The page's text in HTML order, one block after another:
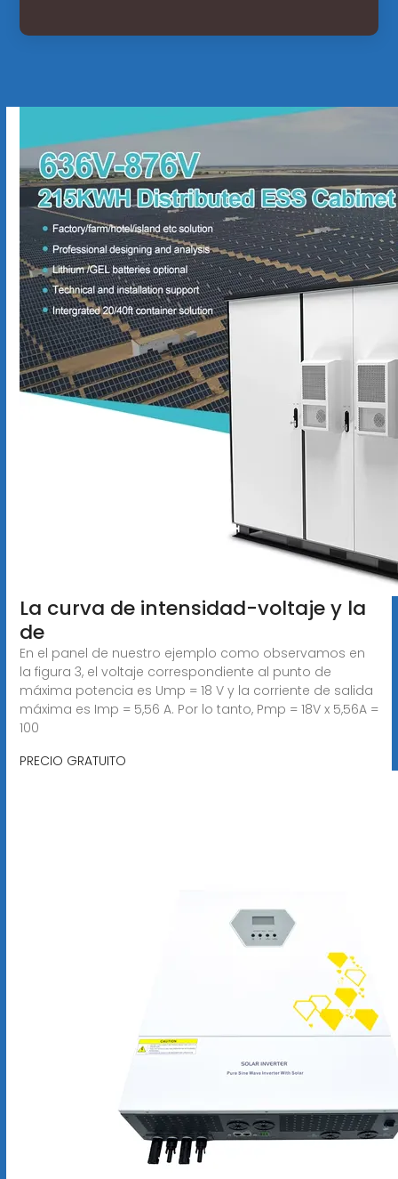
La curva de intensidad-voltaje y la
de
En el panel de nuestro ejemplo como observamos en
la figura 3, el voltaje correspondiente al punto de
máxima potencia es Ump = 18 V y la corriente de salida
máxima es Imp = 5,56 A. Por lo tanto, Pmp = 18V x 5,56A =
100
PRECIO GRATUITO